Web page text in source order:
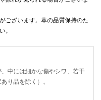
ございます。革の品質保持のた
。
中には細かな傷やシワ、若干
り品を除く）。